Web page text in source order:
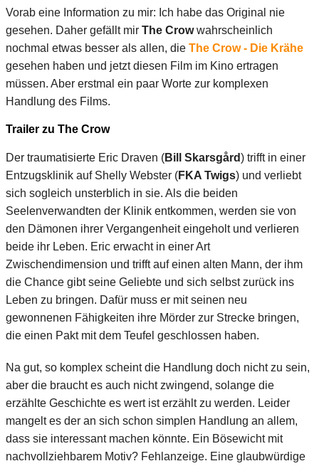
Vorab eine Information zu mir: Ich habe das Original nie
gesehen. Daher gefällt mir The Crowwahrscheinlich
nochmal etwas besser als allen, die The Crow - Die Krähe
gesehen haben und jetzt diesen Film im Kino ertragen
müssen. Aber erstmal ein paar Worte zur komplexen
Handlung des Films.
Trailer zu The Crow
Der traumatisierte Eric Draven (Bill Skarsgård) trifft in einer
Entzugsklinik auf Shelly Webster (FKA Twigs) und verliebt
sich sogleich unsterblich in sie. Als die beiden
Seelenverwandten der Klinik entkommen, werden sie von
den Dämonen ihrer Vergangenheit eingeholt und verlieren
beide ihr Leben. Eric erwacht in einer Art
Zwischendimension und trifft auf einen alten Mann, der ihm
die Chance gibt seine Geliebte und sich selbst zurück ins
Leben zu bringen. Dafür muss er mit seinen neu
gewonnenen Fähigkeiten ihre Mörder zur Strecke bringen,
die einen Pakt mit dem Teufel geschlossen haben.
Na gut, so komplex scheint die Handlung doch nicht zu sein,
aber die braucht es auch nicht zwingend, solange die
erzählte Geschichte es wert ist erzählt zu werden. Leider
mangelt es der an sich schon simplen Handlung an allem,
dass sie interessant machen könnte. Ein Bösewicht mit
nachvollziehbarem Motiv? Fehlanzeige. Eine glaubwürdige